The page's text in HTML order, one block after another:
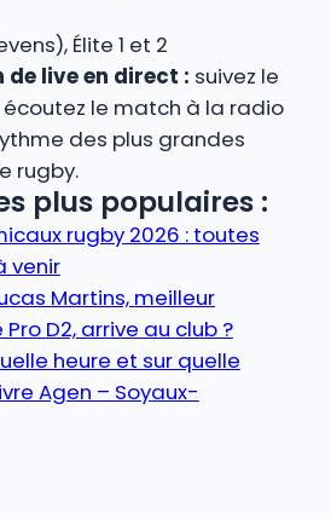
Élite 1 et 2
de live en direct : suivez le
écoutez le match à la radio
des plus grandes
rugby.
plus populaires :
rugby 2026 : toutes
venir
Martins, meilleur
D2, arrive au club ?
heure et sur quelle
Agen – Soyaux-